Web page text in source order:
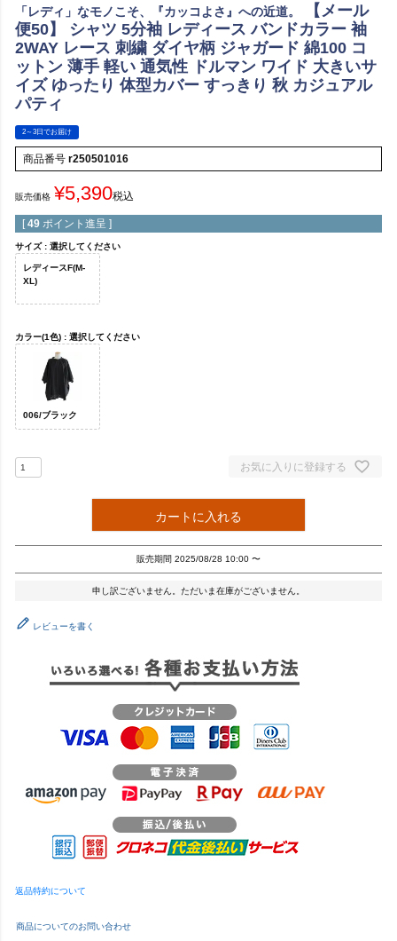
「レディ」なモノこそ、『カッコよさ』への近道。
【メール
便50】 シャツ 5分袖 レディース バンドカラー 袖
2WAY レース 刺繍 ダイヤ柄 ジャガード 綿100 コ
ットン 薄手 軽い 通気性 ドルマン ワイド 大きいサ
イズ ゆったり 体型カバー すっきり 秋 カジュアル
パティ
2～3日でお届け
商品番号 r250501016
販売価格 ¥5,390税込
[ 49 ポイント進呈 ]
サイズ 選択してください
レディースF(M-
XL)
カラー(1色) 選択してください
006/ブラック
お気に入りに登録する
カートに入れる
販売期間 2025/08/28 10:00 〜
申し訳ございません。ただいま在庫がございません。
レビューを書く
返品特約について
商品についてのお問い合わせ